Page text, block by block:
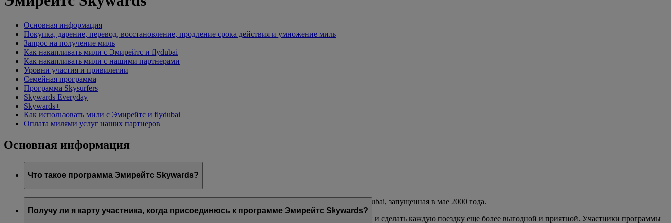
Основная информация
Покупка, дарение, перевод, восстановление, продление срока действия и умножение миль
Запрос на получение миль
Как накапливать мили с Эмирейтс и flydubai
Как накапливать мили с нашими партнерами
Уровни участия и привилегии
Семейная программа
Программа Skysurfers
Skywards Everyday
Skywards+
Как использовать мили с Эмирейтс и flydubai
Оплата милями услуг наших партнеров
Основная информация
Что такое программа Эмирейтс Skywards?
Эмирейтс Skywards — это удостоенная наград программа лояльности авиакомпаний Эмирейтс и flydubai, запущенная в мае 2000 года.
Она предлагает участникам ряд привилегий и возможностей, призванных дополнить их образ жизни и сделать каждую поездку еще более выгодной и приятной. Участники программы
Получу ли я карту участника, когда присоединюсь к программе Эмирейтс Skywards?